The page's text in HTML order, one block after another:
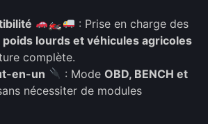
🏍
: Prise en charge des
lourds et véhicules agricoles
complète.
en-un
: ModeOBD, BENCH et
nécessiter de modules